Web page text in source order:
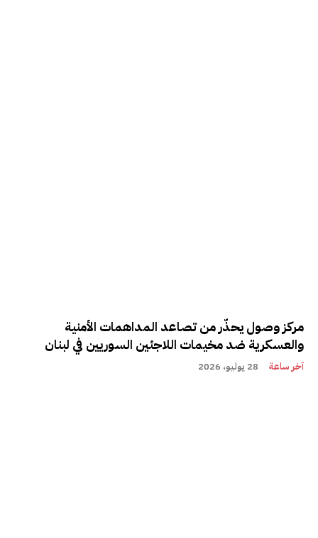
مركز وصول يحذّر من تصاعد المداهمات الأمنية
والعسكرية ضد مخيمات اللاجئين السوريين في لبنان
آخر ساعة 28 يوليو، 2026